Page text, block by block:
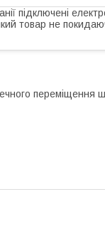
підключені
товар не
переміщення